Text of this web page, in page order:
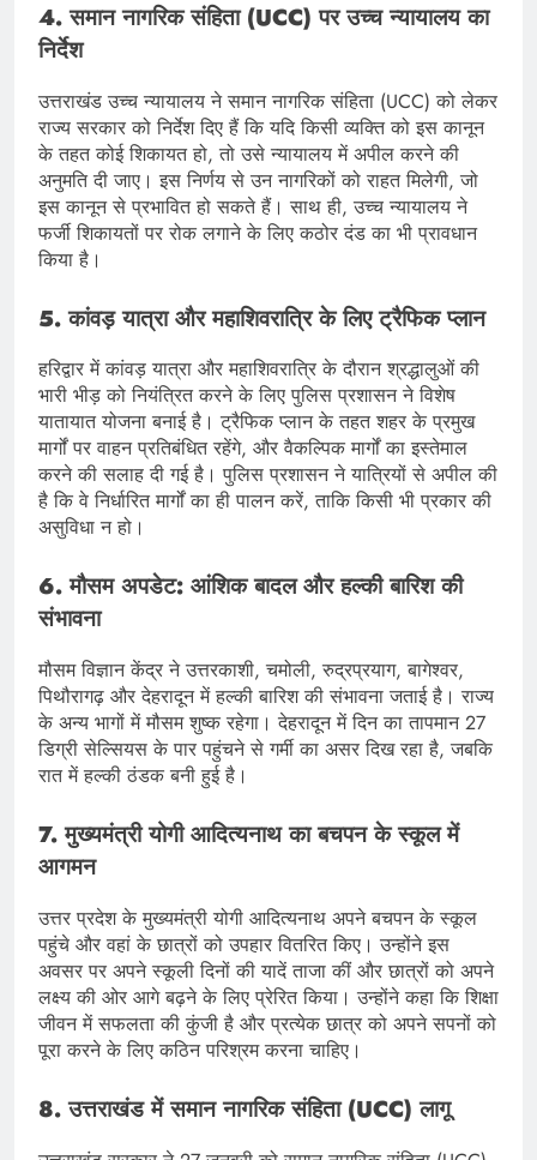
4. समान नागरिक संहिता (UCC) पर उच्च न्यायालय का
निर्देश
उत्तराखंड उच्च न्यायालय ने समान नागरिक संहिता (UCC) को लेकर
राज्य सरकार को निर्देश दिए हैं कि यदि किसी व्यक्ति को इस कानून
के तहत कोई शिकायत हो, तो उसे न्यायालय में अपील करने की
अनुमति दी जाए। इस निर्णय से उन नागरिकों को राहत मिलेगी, जो
इस कानून से प्रभावित हो सकते हैं। साथ ही, उच्च न्यायालय ने
फर्जी शिकायतों पर रोक लगाने के लिए कठोर दंड का भी प्रावधान
किया है।
5. कांवड़ यात्रा और महाशिवरात्रि के लिए ट्रैफिक प्लान
हरिद्वार में कांवड़ यात्रा और महाशिवरात्रि के दौरान श्रद्धालुओं की
भारी भीड़ को नियंत्रित करने के लिए पुलिस प्रशासन ने विशेष
यातायात योजना बनाई है। ट्रैफिक प्लान के तहत शहर के प्रमुख
मार्गों पर वाहन प्रतिबंधित रहेंगे, और वैकल्पिक मार्गों का इस्तेमाल
करने की सलाह दी गई है। पुलिस प्रशासन ने यात्रियों से अपील की
है कि वे निर्धारित मार्गों का ही पालन करें, ताकि किसी भी प्रकार की
असुविधा न हो।
6. मौसम अपडेट: आंशिक बादल और हल्की बारिश की
संभावना
मौसम विज्ञान केंद्र ने उत्तरकाशी, चमोली, रुद्रप्रयाग, बागेश्वर,
पिथौरागढ़ और देहरादून में हल्की बारिश की संभावना जताई है। राज्य
के अन्य भागों में मौसम शुष्क रहेगा। देहरादून में दिन का तापमान 27
डिग्री सेल्सियस के पार पहुंचने से गर्मी का असर दिख रहा है, जबकि
रात में हल्की ठंडक बनी हुई है।
7. मुख्यमंत्री योगी आदित्यनाथ का बचपन के स्कूल में
आगमन
उत्तर प्रदेश के मुख्यमंत्री योगी आदित्यनाथ अपने बचपन के स्कूल
पहुंचे और वहां के छात्रों को उपहार वितरित किए। उन्होंने इस
अवसर पर अपने स्कूली दिनों की यादें ताजा कीं और छात्रों को अपने
लक्ष्य की ओर आगे बढ़ने के लिए प्रेरित किया। उन्होंने कहा कि शिक्षा
जीवन में सफलता की कुंजी है और प्रत्येक छात्र को अपने सपनों को
पूरा करने के लिए कठिन परिश्रम करना चाहिए।
8. उत्तराखंड में समान नागरिक संहिता (UCC) लागू